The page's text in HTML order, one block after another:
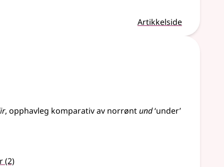
Artikkelside
, opphavleg komparativav norrønt und‘under’
(2)